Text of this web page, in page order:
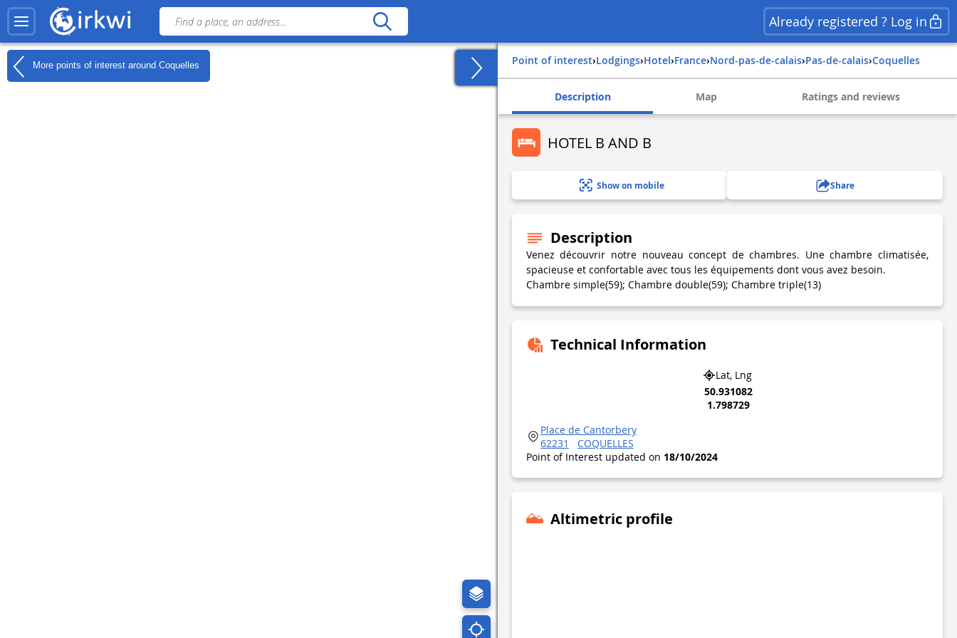
Already registered ? Log in
More points of interest around Coquelles Point of interest› Lodgings› Hotel› france› nord-pas-de-calais› pas-de-calais› coquelles
Description Map Ratings and reviews
HOTEL B AND B
Show on mobile Share
Description
Venez découvrir notre nouveau concept de chambres. Une chambre climatisée,
spacieuse et confortable avec tous les équipements dont vous avez besoin.
Chambre simple(59); Chambre double(59); Chambre triple(13)
Technical Information
Lat, Lng
50.931082
1.798729
Place de Cantorbery
62231
COQUELLES
Point of Interest updated on 18/10/2024
Altimetric profile